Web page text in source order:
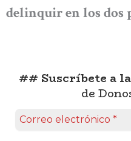
delinquir en los dos
## Suscríbete a
de